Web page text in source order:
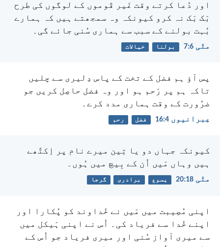
اور دُعا کرتے وقت غَیر قَوموں کے لوگوں کی طرح
بَک بَک نہ کرو کیونکہ وہ سمجھتے ہیں کہ ہمارے
بُہت بولنے کے سبب سے ہماری سُنی جائے گی۔
متّی 6:‏7 بولنا خیالات
پس آؤ ہم فضل کے تخت کے پاس دِلیری سے چلیں
تاکہ ہم پر رَحم ہو اور وہ فضل حاصِل کریں جو
ضرُورت کے وقت ہماری مدد کرے۔
عِبرانیوں 4:‏16 فضل رحم
کیونکہ جہاں دو یا تِین میرے نام پر اِکٹّھے
ہیں وہاں مَیں اُن کے بِیچ میں ہُوں۔
متّی 18:‏20 یسوع برادری گرجا
اپنی مُصِیبت میں مَیں نے خُداوند کو پُکارا
اور
اپنے خُدا سے فریاد کی۔ اُس نے اپنی ہَیکل میں
سے میری آواز سُنی اور میری فریاد جو اُس کے